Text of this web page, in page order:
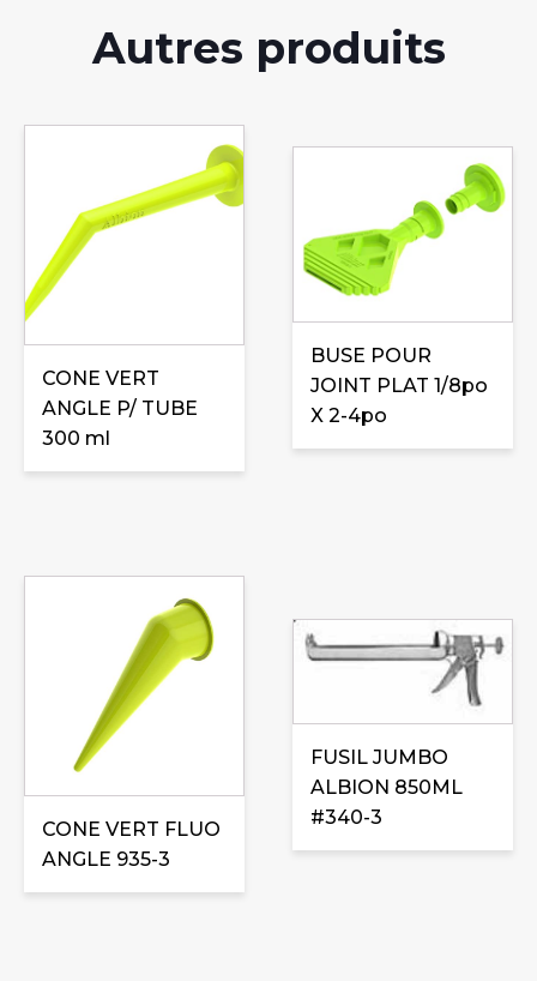
Autres produits
CONE VERT
ANGLE P/ TUBE
300 ml
BUSE POUR
JOINT PLAT 1/8po
X 2-4po
CONE VERT FLUO
ANGLE 935-3
FUSIL JUMBO
ALBION 850ML
#340-3